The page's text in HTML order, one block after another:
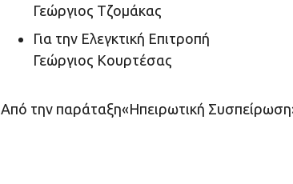
Γεώργιος Τζομάκας
Για την Ελεγκτική Επιτροπή
Γεώργιος Κουρτέσας
Από την παράταξη«Ηπειρωτική